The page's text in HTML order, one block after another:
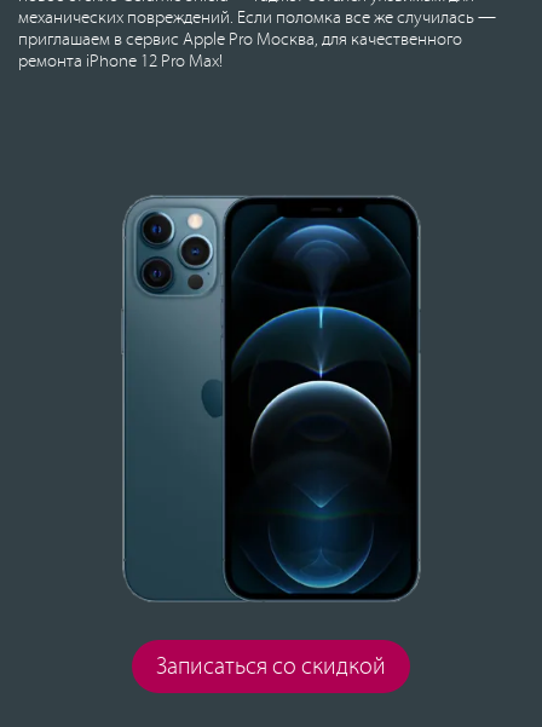
механических повреждений. Если поломка все же случилась —
приглашаем в сервис Apple Pro Москва, для качественного
ремонта iPhone 12 Pro Max!
Записаться со скидкой